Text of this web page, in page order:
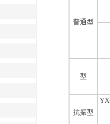
普通型
型
抗振型